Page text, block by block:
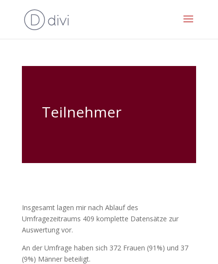
Teilnehmer
Insgesamt lagen mir nach Ablauf des
Umfragezeitraums 409 komplette Datensätze zur
Auswertung vor.
An der Umfrage haben sich 372 Frauen (91%) und 37
(9%) Männer beteiligt.